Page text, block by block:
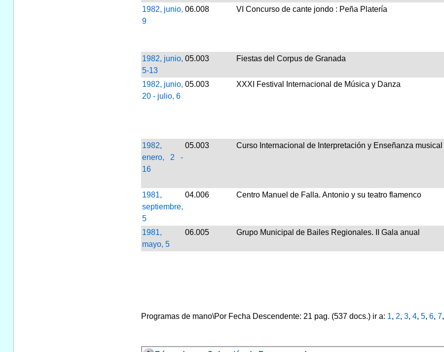
1982, junio,
9
06.008 VI Concurso de cante jondo : Peña Platería
1982, junio,
5-13
05.003 Fiestas del Corpus de Granada
1982, junio,
20 - julio, 6
05.003 XXXI Festival Internacional de Música y Danza
1982,
enero, 2 -
16
05.003 Curso Internacional de Interpretación y Enseñanza musical
1981,
septiembre,
5
04.006 Centro Manuel de Falla. Antonio y su teatro flamenco
1981,
mayo, 5
06.005 Grupo Municipal de Bailes Regionales. II Gala anual
Programas de mano\Por Fecha Descendente: 21 pag. (537 docs.) ir a: 1, 2, 3, 4, 5, 6, 7,